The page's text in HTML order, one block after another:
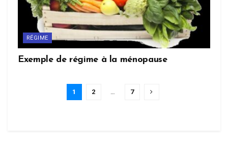
RÉGIME
Exemple de régime à la ménopause
1 2 7